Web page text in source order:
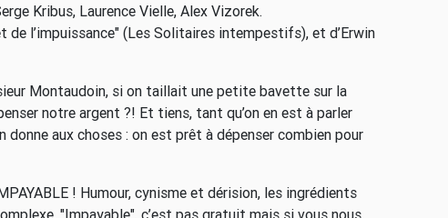
Kribus, Laurence Vielle, Alex Vizorek.
de l’impuissance" (Les Solitaires intempestifs), et d’Erwin
Montaudoin, si on taillait une petite bavette sur la
notre argent ?! Et tiens, tant qu’on en est à parler
donne aux choses : on est prêt à dépenser combien pour
! Humour, cynisme et dérision, les ingrédients